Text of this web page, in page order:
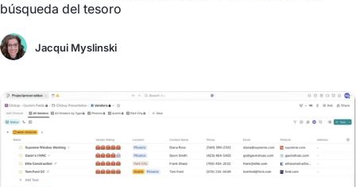
búsqueda del tesoro
Jacqui Myslinski